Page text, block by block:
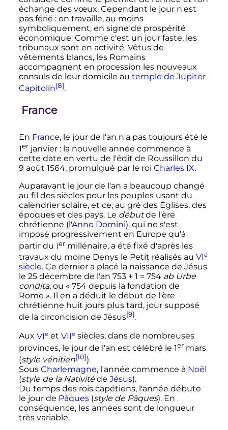
échange des vœux. Cependant le jour n'est
pas férié : on travaille, au moins
symboliquement, en signe de prospérité
économique. Comme c'est un jour faste, les
tribunaux sont en activité. Vêtus de
vêtements blancs, les Romains
accompagnent en procession les nouveaux
consuls de leur domicile au temple de Jupiter
Capitolin[8].
France
En France, le jour de l'an n'a pas toujours été le
1er janvier : la nouvelle année commence à
cette date en vertu de l'édit de Roussillon du
9 août 1564, promulgué par le roi Charles IX.
Auparavant le jour de l'an a beaucoup changé
au fil des siècles pour les peuples usant du
calendrier solaire, et ce, au gré des Églises, des
époques et des pays. Le débutde l'ère
chrétienne (l'Anno Domini), qui ne s'est
imposé progressivement en Europe qu'à
partir du Ier millénaire, a été fixé d'après les
travaux du moine Denys le Petit réalisés au VIe
siècle. Ce dernier a placé la naissance de Jésus
le 25 décembre de l'an 753 + 1 = 754 ab Urbe
condita, ou « 754 depuis la fondation de
Rome ». Il en a déduit le début de l'ère
chrétienne huit jours plus tard, jour supposé
de la circoncision de Jésus[9].
Aux VIe et VIIe siècles, dans de nombreuses
provinces, le jour de l'an est célébré le 1ermars
(style vénitien[10]).
Sous Charlemagne, l'année commence à Noël
(style de la Nativitéde Jésus).
Du temps des rois capétiens, l'année débute
le jour de Pâques(style de Pâques). En
conséquence, les années sont de longueur
très variable.